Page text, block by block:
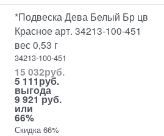
*Подвеска Дева Белый Бр цв
Красное арт. 34213-100-451
вес 0,53 г
34213-100-451
15 032руб.
5 111руб.
выгода
9 921 руб.
или
66%
Скидка 66%